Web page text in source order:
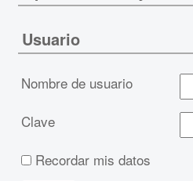
Usuario
Nombre de usuario
Clave
Recordar mis datos